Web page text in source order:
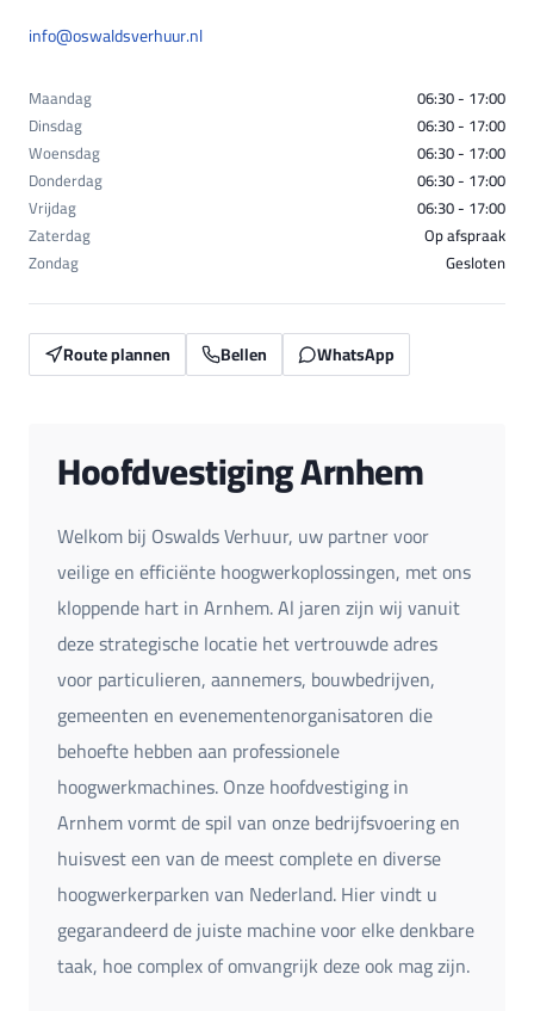
info@oswaldsverhuur.nl
Maandag
06:30 - 17:00
Dinsdag
06:30 - 17:00
Woensdag
06:30 - 17:00
Donderdag
06:30 - 17:00
Vrijdag
06:30 - 17:00
Zaterdag
Op afspraak
Zondag
Gesloten
Route plannen Bellen WhatsApp
Hoofdvestiging Arnhem
Welkom bij Oswalds Verhuur, uw partner voor
veilige en efficiënte hoogwerkoplossingen, met ons
kloppende hart in Arnhem. Al jaren zijn wij vanuit
deze strategische locatie het vertrouwde adres
voor particulieren, aannemers, bouwbedrijven,
gemeenten en evenementenorganisatoren die
behoefte hebben aan professionele
hoogwerkmachines. Onze hoofdvestiging in
Arnhem vormt de spil van onze bedrijfsvoering en
huisvest een van de meest complete en diverse
hoogwerkerparken van Nederland. Hier vindt u
gegarandeerd de juiste machine voor elke denkbare
taak, hoe complex of omvangrijk deze ook mag zijn.